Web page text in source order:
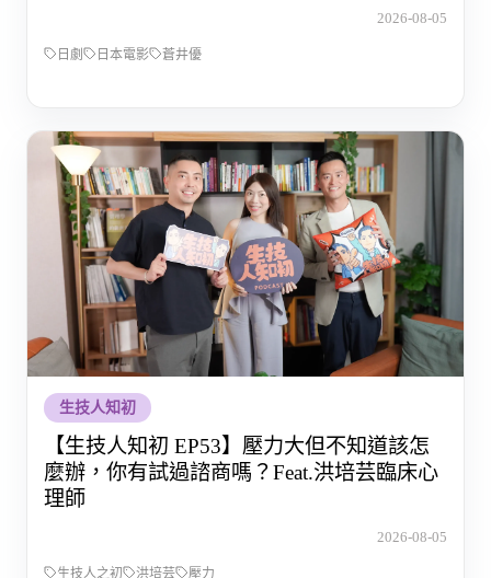
2026-08-05
日劇 日本電影 蒼井優
生技人知初
【生技人知初 EP53】壓力大但不知道該怎
麼辦，你有試過諮商嗎？Feat.洪培芸臨床心
理師
2026-08-05
生技人之初 洪培芸 壓力